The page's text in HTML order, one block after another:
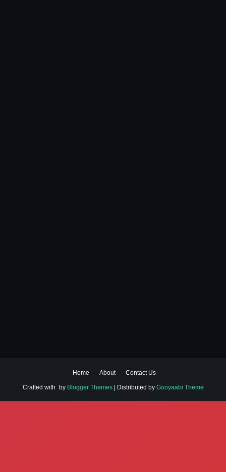
Home About Contact Us
Crafted with by Blogger Themes| Distributed by Gooyaabi Theme